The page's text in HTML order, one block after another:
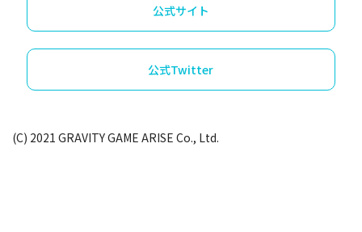
公式サイト
公式Twitter
(C) 2021 GRAVITY GAME ARISE Co., Ltd.